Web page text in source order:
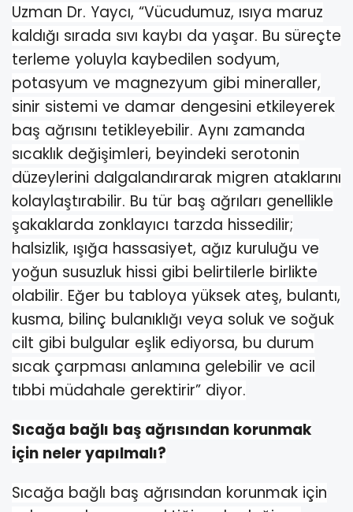
Uzman Dr. Yaycı, “Vücudumuz, ısıya maruz
kaldığı sırada sıvı kaybı da yaşar. Bu süreçte
terleme yoluyla kaybedilen sodyum,
potasyum ve magnezyum gibi mineraller,
sinir sistemi ve damar dengesini etkileyerek
baş ağrısını tetikleyebilir. Aynı zamanda
sıcaklık değişimleri, beyindeki serotonin
düzeylerini dalgalandırarak migren ataklarını
kolaylaştırabilir. Bu tür baş ağrıları genellikle
şakaklarda zonklayıcı tarzda hissedilir;
halsizlik, ışığa hassasiyet, ağız kuruluğu ve
yoğun susuzluk hissi gibi belirtilerle birlikte
olabilir. Eğer bu tabloya yüksek ateş, bulantı,
kusma, bilinç bulanıklığı veya soluk ve soğuk
cilt gibi bulgular eşlik ediyorsa, bu durum
sıcak çarpması anlamına gelebilir ve acil
tıbbi müdahale gerektirir” diyor.
Sıcağa bağlı baş ağrısından korunmak
için neler yapılmalı?
Sıcağa bağlı baş ağrısından korunmak için